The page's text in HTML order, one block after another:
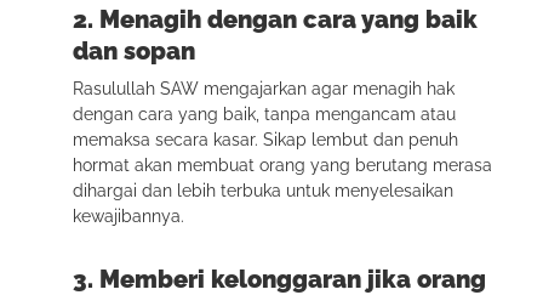
2. Menagih dengan cara yang baik
dan sopan
Rasulullah SAW mengajarkan agar menagih hak
dengan cara yang baik, tanpa mengancam atau
memaksa secara kasar. Sikap lembut dan penuh
hormat akan membuat orang yang berutang merasa
dihargai dan lebih terbuka untuk menyelesaikan
kewajibannya.
3. Memberi kelonggaran jika orang